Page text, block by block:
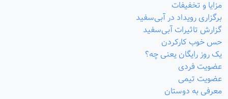
مزایا و تخفیفات
برگزاری رویداد در آبی‌سفید
گزارش تاثیرات آبی‌سفید
حس خوب کارکردن
یک روز رایگان یعنی چه؟
عضویت فردی
عضویت تیمی
معرفی به دوستان